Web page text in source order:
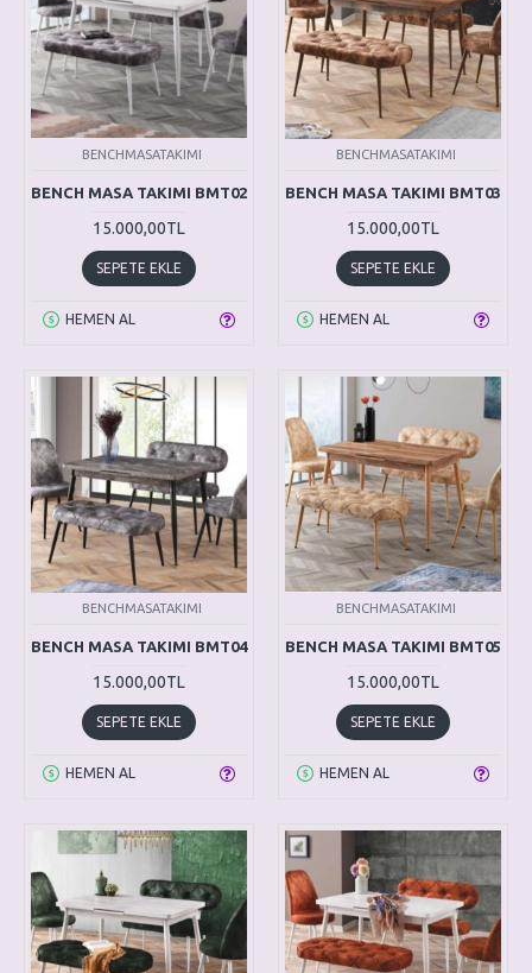
BENCHMASATAKIMI
BENCH MASA TAKIMI BMT02
15.000,00TL
SEPETE EKLE
HEMEN AL
BENCHMASATAKIMI
BENCH MASA TAKIMI BMT03
15.000,00TL
SEPETE EKLE
HEMEN AL
BENCHMASATAKIMI
BENCH MASA TAKIMI BMT04
15.000,00TL
SEPETE EKLE
HEMEN AL
BENCHMASATAKIMI
BENCH MASA TAKIMI BMT05
15.000,00TL
SEPETE EKLE
HEMEN AL